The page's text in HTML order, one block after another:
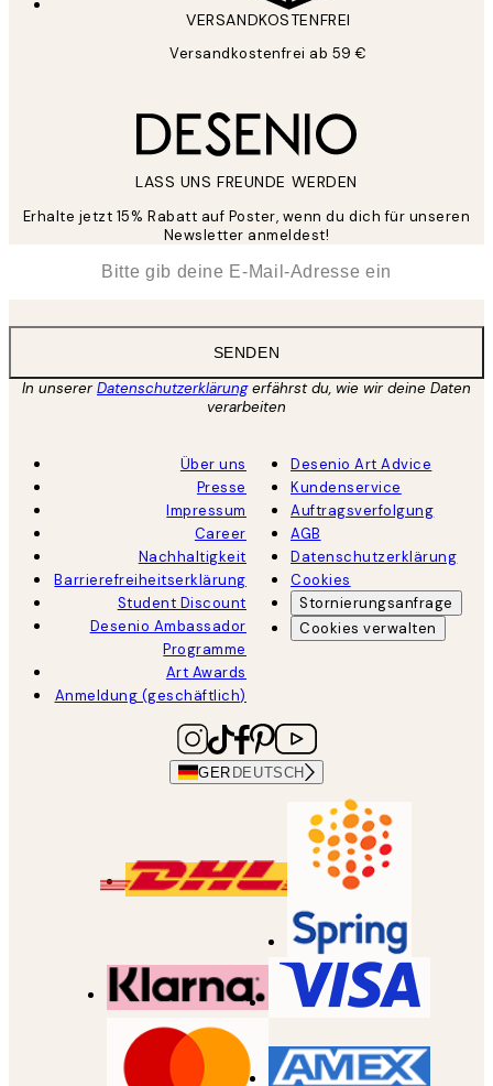
VERSANDKOSTENFREI
Versandkostenfrei ab 59 €
LASS UNS FREUNDE WERDEN
Erhalte jetzt 15% Rabatt auf Poster, wenn du dich für unseren
Newsletter anmeldest!
SENDEN
In unsererDatenschutzerklärungerfährst du, wie wir deine Daten
verarbeiten
Über uns
Presse
Impressum
Career
Nachhaltigkeit
Barrierefreiheitserklärung
Student Discount
Desenio Ambassador
Programme
Art Awards
Anmeldung (geschäftlich)
Desenio Art Advice
Kundenservice
Auftragsverfolgung
AGB
Datenschutzerklärung
Cookies
Stornierungsanfrage
Cookies verwalten
GER DEUTSCH